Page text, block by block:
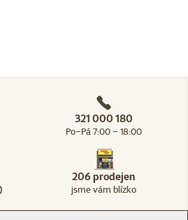
321 000 180
Po–Pá 7:00 – 18:00
206 prodejen
jsme vám blízko